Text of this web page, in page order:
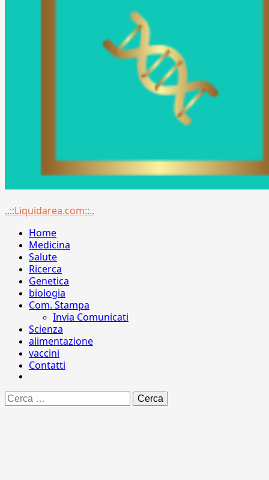
Menu
..::Liquidarea.com::..
Home
Medicina
Salute
Ricerca
Genetica
biologia
Com. Stampa
Invia Comunicati
Scienza
alimentazione
vaccini
Contatti
Ricerca
per: